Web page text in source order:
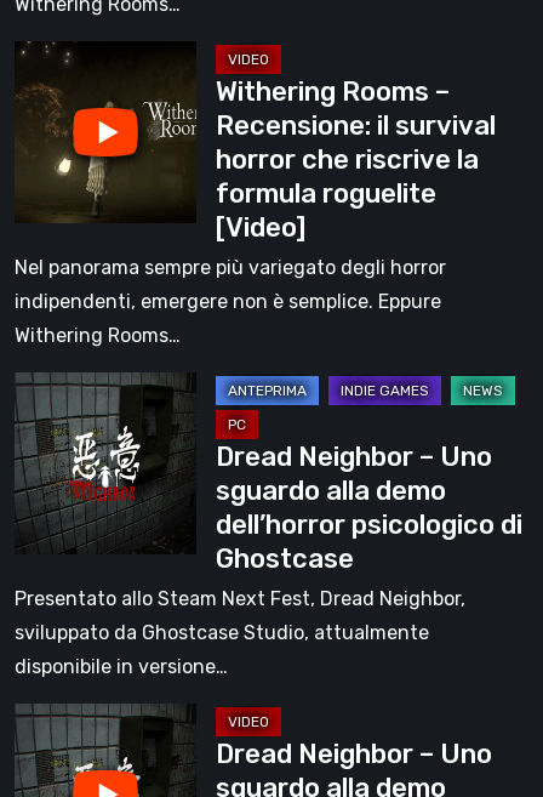
formula
roguelite
Withering
Rooms
Recensione:
survival
horror
che
riscrive
formula
roguelite
[Video]
Withering Rooms –
Recensione: il survival
horror che riscrive la
formula roguelite
[Video]
Nel panorama sempre più variegato degli horror
indipendenti, emergere non è semplice. Eppure
Withering Rooms…
Dread
Neighbor
–
Uno
sguardo
alla
demo
dell’horror
psicologico
Ghostcase
Dread Neighbor – Uno
sguardo alla demo
dell’horror psicologico di
Ghostcase
Presentato allo Steam Next Fest, Dread Neighbor,
sviluppato da Ghostcase Studio, attualmente
disponibile in versione…
Dread
Neighbor
–
Dread Neighbor – Uno
sguardo alla demo